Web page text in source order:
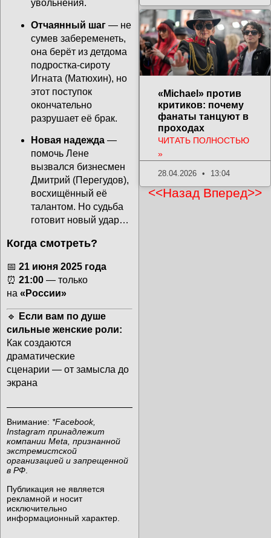
увольнения.
Отчаянный шаг — не
сумев забеременеть,
она берёт из детдома
подростка-сироту
Игната (Матюхин), но
этот поступок
окончательно
разрушает её брак.
Новая надежда —
помочь Лене
вызвался бизнесмен
Дмитрий (Перегудов),
восхищённый её
талантом. Но судьба
готовит новый удар…
Когда смотреть?
📅 21 июня 2025 года
⏰ 21:00 — только
на «России»
🔹
Если вам по душе
сильные женские роли:
Как создаются
драматические
сценарии — от замысла до
экрана
Внимание: *Facebook,
Instagram принадлежит
компании Meta, признанной
экстремистской
организацией и запрещенной
в РФ.
Публикация не является
рекламной и носит
исключительно
информационный характер.
«Michael» против
критиков: почему
фанаты танцуют в
проходах
ЧИТАТЬ ПОЛНОСТЬЮ
»
28.04.2026 13:04
<<Назад Вперед>>